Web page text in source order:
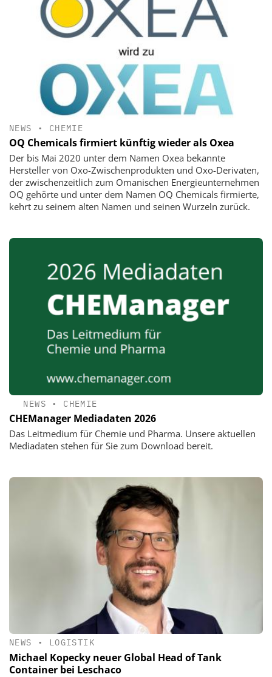
NEWS • CHEMIE
OQ Chemicals firmiert künftig wieder als Oxea
Der bis Mai 2020 unter dem Namen Oxea bekannte
Hersteller von Oxo-Zwischenprodukten und Oxo-Derivaten,
der zwischenzeitlich zum Omanischen Energieunternehmen
OQ gehörte und unter dem Namen OQ Chemicals firmierte,
kehrt zu seinem alten Namen und seinen Wurzeln zurück.
NEWS • CHEMIE
CHEManager Mediadaten 2026
Das Leitmedium für Chemie und Pharma. Unsere aktuellen
Mediadaten stehen für Sie zum Download bereit.
NEWS • LOGISTIK
Michael Kopecky neuer Global Head of Tank
Container bei Leschaco